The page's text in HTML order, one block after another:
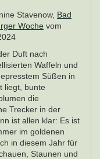
Stavenow, Bad
Woche vom
Duft nach
Waffeln und
Süßen in
liegt, bunte
die
Trecker in der
ist allen klar: Es ist
im goldenen
in diesem Jahr für
Staunen und